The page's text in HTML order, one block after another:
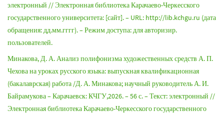
электронный // Электронная библиотека Карачаево-Черкесского
государственного университета: [сайт]. – URL: http://lib.kchgu.ru (дата
обращения: дд.мм.гггг). – Режим доступа: для авторизир.
пользователей.
Минакова, Д. А. Анализ полифонизма художественных средств А. П.
Чехова на уроках русского языка: выпускная квалификационная
(бакалаврская) работа /Д. А. Минакова; научный руководитель А. И.
Байрамукова – Карачаевск: КЧГУ,2026. – 56 с. – Текст: электронный //
Электронная библиотека Карачаево-Черкесского государственного